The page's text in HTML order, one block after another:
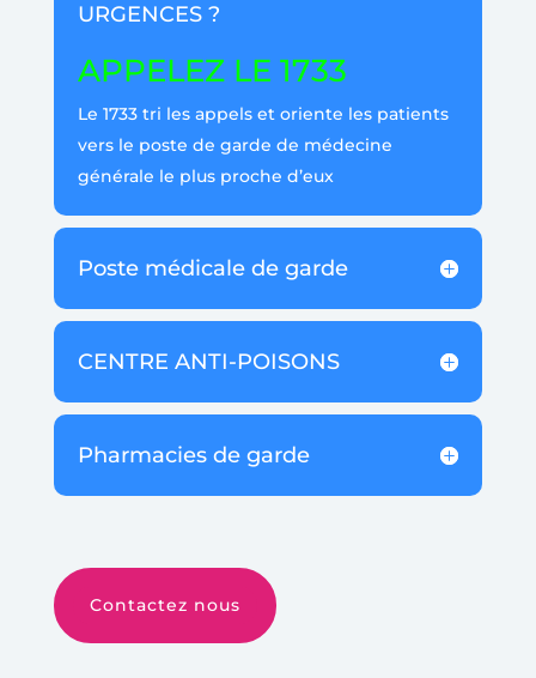
URGENCES ?
APPELEZ LE 1733
Le 1733 tri les appels et oriente les patients
vers le poste de garde de médecine
générale le plus proche d’eux
Poste médicale de garde
CENTRE ANTI-POISONS
Pharmacies de garde
Contactez nous